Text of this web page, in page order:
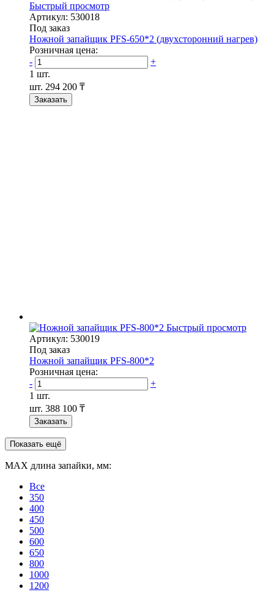
Быстрый просмотр
Артикул: 530018
Под заказ
Ножной запайщик PFS-650*2 (двухсторонний нагрев)
Розничная цена:
-
+
1 шт.
шт. 294 200 ₸
Заказать
Быстрый просмотр
Артикул: 530019
Под заказ
Ножной запайщик PFS-800*2
Розничная цена:
-
+
1 шт.
шт. 388 100 ₸
Заказать
Показать ещё
МАХ длина запайки, мм:
Все
350
400
450
500
600
650
800
1000
1200